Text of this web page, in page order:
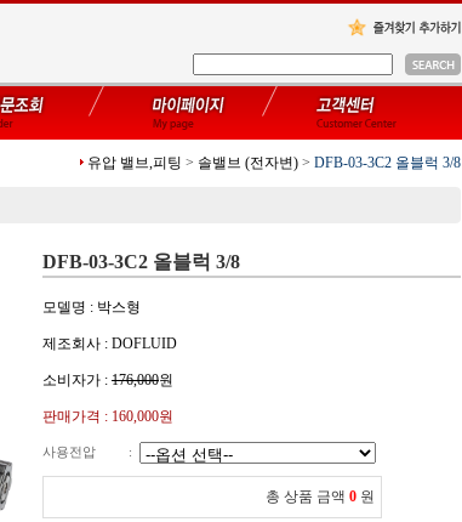
유압 밸브,피팅 > 솔밸브 (전자변) > DFB-03-3C2 올블럭 3/8
DFB-03-3C2 올블럭 3/8
모델명 : 박스형
제조회사 : DOFLUID
소비자가 : 176,000원
판매가격 : 160,000원
사용전압 :
총 상품 금액 0 원